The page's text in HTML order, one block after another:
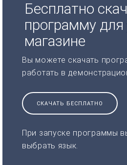
Бесплатно
программу для
магазине
Вы можете скачать
работать в
СКАЧАТЬ БЕСПЛАТНО
При запуске программы
выбрать язык.